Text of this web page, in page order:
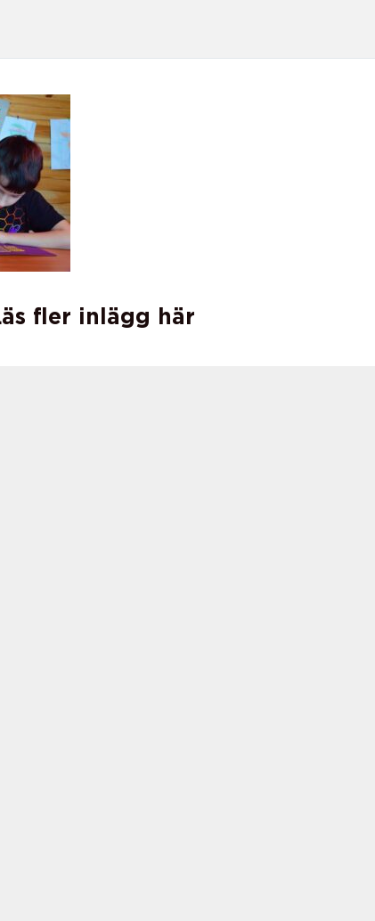
fler inlägg här